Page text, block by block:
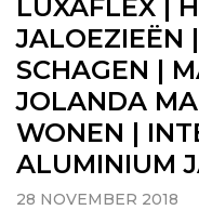
LUXAFLEX |
JALOEZIEËN
SCHAGEN |
JOLANDA
WONEN |
ALUMINIUM
28 NOVEMBER 2018